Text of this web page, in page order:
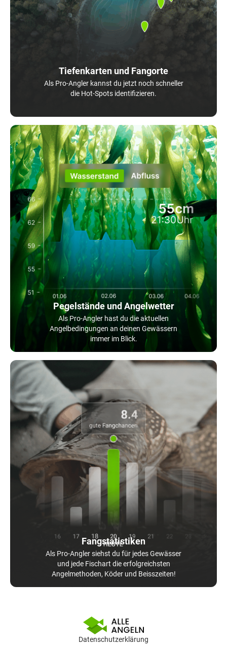
Tiefenkarten und Fangorte
Als Pro-Angler kannst du jetzt noch schneller
die Hot-Spots identifizieren.
Pegelstände und Angelwetter
Als Pro-Angler hast du die aktuellen
Angelbedingungen an deinen Gewässern
immer im Blick.
Fangstatistiken
Als Pro-Angler siehst du für jedes Gewässer
und jede Fischart die erfolgreichsten
Angelmethoden, Köder und Beisszeiten!
Datenschutzerklärung